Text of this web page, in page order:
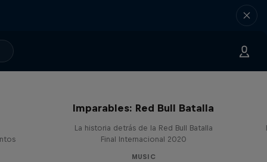
Imparables: Red Bull Batalla
La historia detrás de la Red Bull Batalla
Final Internacional 2020
MUSIC